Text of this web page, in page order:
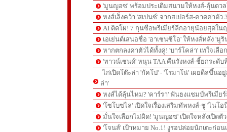
'มูนญอซ' พร้อมประเดิมสนามให้หงส์-ลุ้นดว
หงส์เล็งคว้า 'สเปนซ์' จากสเปอร์ส-คาดค่าตัว
AI ติดโผ! 7 กุนซือพรีเมียร์ลีกอายุน้อยสุดใน
เอเย่นต์เสนอชื่อ 'อาเซนซิโอ' ให้หงส์หลัง 'มู
หากตกลงค่าตัวได้ทั้งคู่! 'บาร์โคล่า' เทใจเลือ
'ทาวน์เซนด์' หนุน TAA คืนรังหงส์-ชี้ยกระดั
ไก่เปิดโต๊ะล่า 'กัคโป' - 'โรมาโน่' เผยดีลขึ้นอ
ล่า'
หงส์ได้ลุ้นไหม? 'คาร์รา' ฟันธงแชมป์พรีเมีย
'โซโบซไล' เปิดใจเรื่องเสริมทัพหงส์-ชู 'ไนโ
มั่นใจเลือกไม่ผิด! 'มูนญอซ' เปิดใจหลังเปิดตั
'โจนส์' เป้าหมาย No.1! งูรอปล่อยนักเตะก่อ